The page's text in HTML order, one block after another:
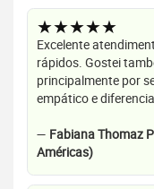
★★★★★
Excelente
rápidos. Gostei
principalmente por
empático e
— Fabiana Thomaz
Américas)